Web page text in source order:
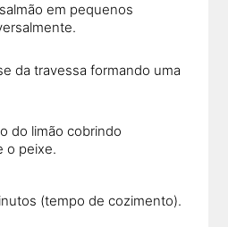
em pequenos
da travessa formando uma
do limão cobrindo
o peixe.
(tempo de cozimento).